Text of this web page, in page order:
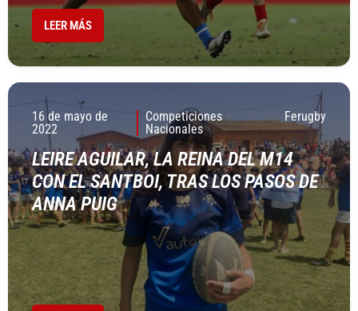
LEER MÁS
16 de mayo de
2022
Competiciones
Nacionales
Ferugby
LEIRE AGUILAR, LA REINA DEL M14
CON EL SANTBOI, TRAS LOS PASOS DE
ANNA PUIG